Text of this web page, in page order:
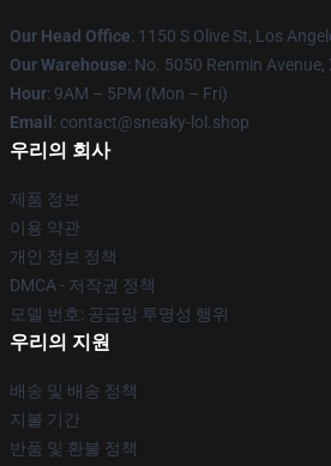
Our Head Office: 1150 S Olive St, Los
Our Warehouse: No. 5050 Renmin
Hour: 9AM – 5PM (Mon – Fri)
Email : contact@sneaky-lol.shop
우리의 회사
제품 정보
이용 약관
개인 정보 정책
DMCA - 저작권 정책
모델 번호: 공급망 투명성 행위
우리의 지원
배송 및 배송 정책
지불 기간
반품 및 환불 정책